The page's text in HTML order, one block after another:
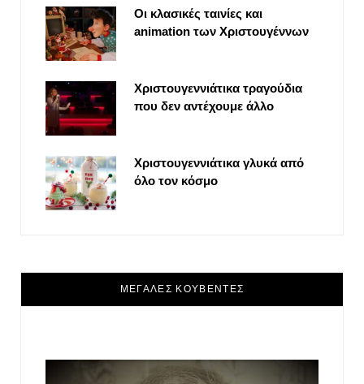
Οι κλασικές ταινίες και
animation των Χριστουγέννων
Χριστουγεννιάτικα τραγούδια
που δεν αντέχουμε άλλο
Χριστουγεννιάτικα γλυκά από
όλο τον κόσμο
ΜΕΓΑΛΕΣ ΚΟΥΒΕΝΤΕΣ